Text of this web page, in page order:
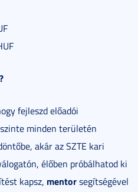
fejleszd előadói
minden területén
akár az SZTE kari
élőben próbálhatod ki
kapsz, mentorsegítségével